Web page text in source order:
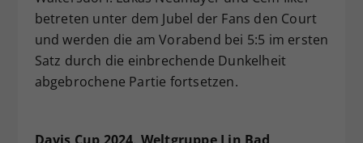
betreten unter dem Jubel der Fans den Court
und werden die am Vorabend bei 5:5 im ersten
Satz durch die einbrechende Dunkelheit
abgebrochene Partie fortsetzen.